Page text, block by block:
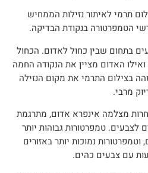
תרמי לאיתור נזילות הממחיש
הטמפרטורה בנקודת הבדיקה.
בתחום שבין כחול לאדום. הכחול
האדום מציין את הנקודה החמה
בצילום התרמי את מקום הנזילה
מרבי.
מצלמה אינפרא אדום, מתרגמת
טמפרטורות גבוהות יותר
נמוכות יותר באזורים
עם צבעים כהים.